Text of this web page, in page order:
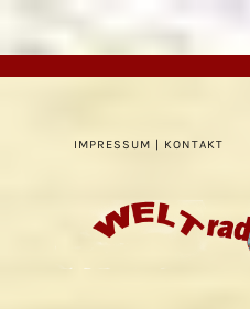
IMPRESSUM | KONTAKT